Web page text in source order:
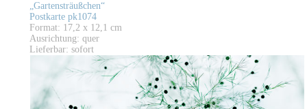
„Gartensträußchen“
Postkarte pk1074
Format: 17,2 x 12,1 cm
Ausrichtung: quer
Lieferbar: sofort